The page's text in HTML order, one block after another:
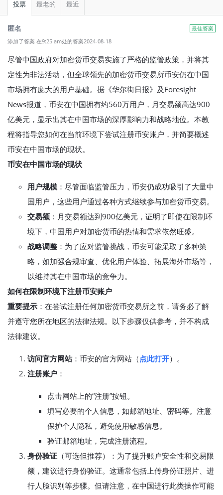
投票 最老的 最近
最佳答案
匿名
添加了答案 在9:25 am处的答案2024-08-18
尽管中国政府对加密货币交易实施了严格的监管政策，并将其
定性为非法活动，但全球领先的加密货币交易所币安仍在中国
市场拥有庞大的用户基础。据《华尔街日报》及Foresight
News报道，币安在中国拥有约560万用户，月交易额高达900
亿美元，显示出其在中国市场的深厚影响力和战略地位。本教
程将指导您如何在当前环境下尝试注册币安账户，并简要概述
币安在中国市场的现状。
币安在中国市场的现状
用户规模 ：尽管面临监管压力，币安仍成功吸引了大量中
国用户，这些用户通过各种方式继续参与加密货币交易。
交易额 ：月交易额达到900亿美元，证明了即使在限制环
境下，中国用户对加密货币的热情和需求依然旺盛。
战略调整 ：为了应对监管挑战，币安可能采取了多种策
略，如加强合规审查、优化用户体验、拓展海外市场等，
以维持其在中国市场的竞争力。
如何在限制环境下注册币安账户
重要提示 ：在尝试注册任何加密货币交易所之前，请务必了解
并遵守您所在地区的法律法规。以下步骤仅供参考，并不构成
法律建议。
访问官方网站：币安的官方网站（ 点此打开）。
注册账户 ：
点击网站上的“注册”按钮。
填写必要的个人信息，如邮箱地址、密码等。注意
保护个人隐私，避免使用敏感信息。
验证邮箱地址，完成注册流程。
身份验证 （可选但推荐）：为了提升账户安全性和交易限
额，建议进行身份验证。这通常包括上传身份证照片、进
行人脸识别等步骤。但请注意，在中国进行此类操作可能